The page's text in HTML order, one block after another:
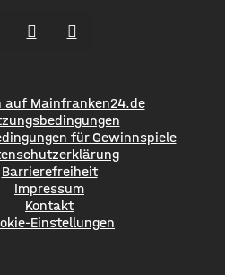
auf Mainfranken24.de
für Gewinnspiele
Barrierefreiheit
Impressum
Kontakt
Einstellungen